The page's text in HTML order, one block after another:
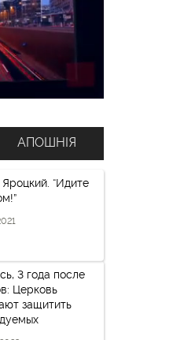
“Идите
3 года после
Церковь
защитить
АПОШНІЯ